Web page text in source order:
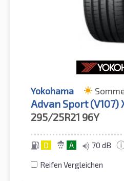
Yokohama
Advan Sport (V107)
295/25R21 96Y
D A 70 dB
Reifen Vergleichen